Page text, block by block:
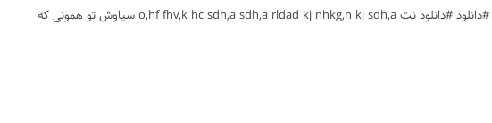
#خواب بارون #سیاوش قمیشی #گیتار #پاپ ایرانی #متوسط #نت #sheet #ملودی #melody #موسیقی #music #آهنگ #نت آهنگ #دانلود #دانلود نت o,hf fhv,k hc sdh,a sdh,a rldad kj nhkg,n kj sdh,a سیاوش تو همونی که